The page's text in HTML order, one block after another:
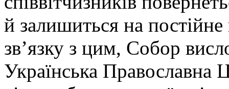
й залишиться на
зв’язку з цим, Собор
Українська Православна